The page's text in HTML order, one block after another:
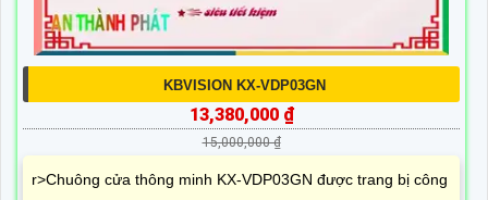
KBVISION KX-VDP03GN
13,380,000 ₫
15,000,000 ₫
r>Chuông cửa thông minh KX-VDP03GN được trang bị công